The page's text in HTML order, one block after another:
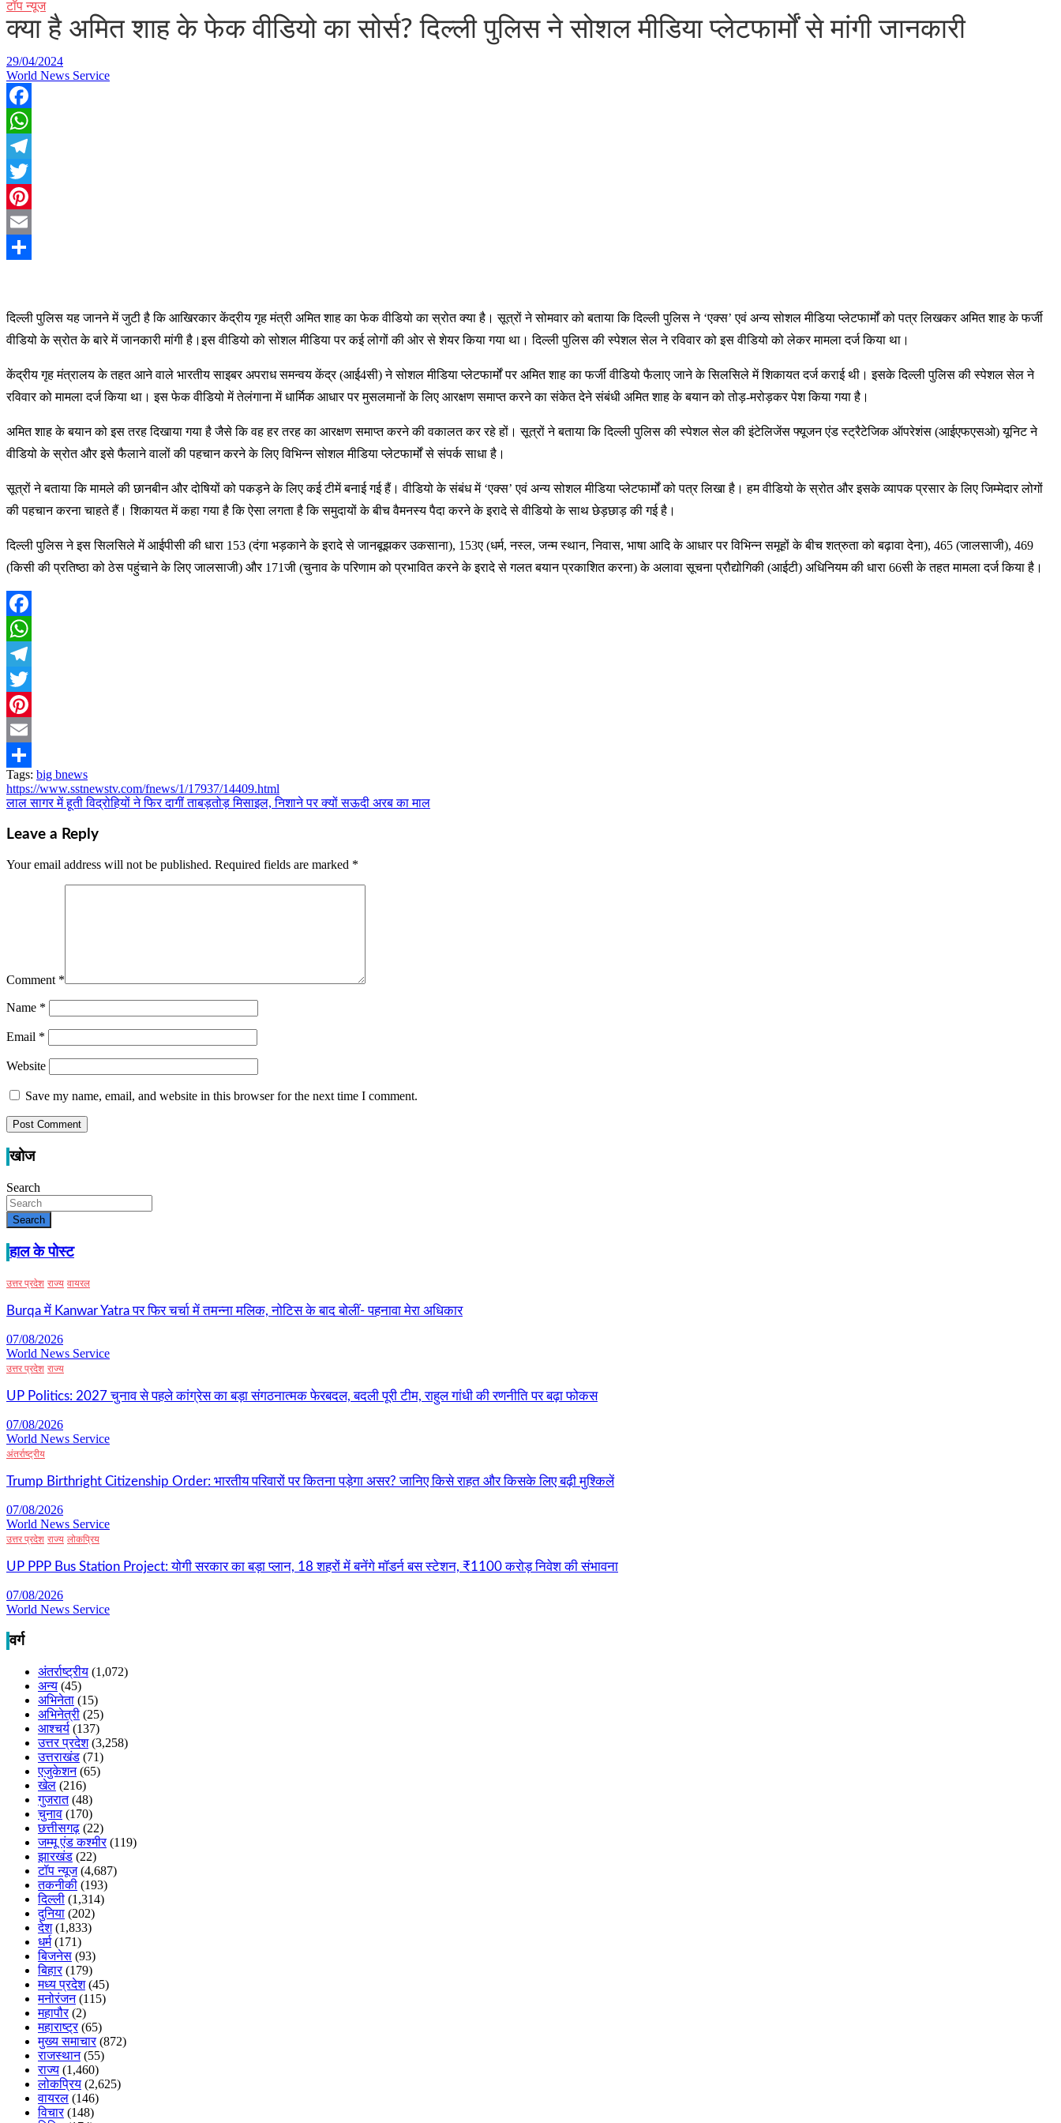
टॉप न्यूज
क्या है अमित शाह के फेक वीडियो का सोर्स? दिल्ली पुलिस ने सोशल मीडिया प्लेटफार्मों से मांगी जानकारी
29/04/2024
World News Service
Facebook
WhatsApp
Telegram
Twitter
Pinterest
Email
दिल्ली पुलिस यह जानने में जुटी है कि आखिरकार केंद्रीय गृह मंत्री अमित शाह का फेक वीडियो का स्रोत क्या है। सूत्रों ने सोमवार को बताया कि दिल्ली पुलिस ने ‘एक्स’ एवं अन्य सोशल मीडिया प्लेटफार्मों को पत्र लिखकर अमित शाह के फर्जी
वीडियो के स्रोत के बारे में जानकारी मांगी है।इस वीडियो को सोशल मीडिया पर कई लोगों की ओर से शेयर किया गया था। दिल्ली पुलिस की स्पेशल सेल ने रविवार को इस वीडियो को लेकर मामला दर्ज किया था।
केंद्रीय गृह मंत्रालय के तहत आने वाले भारतीय साइबर अपराध समन्वय केंद्र (आई4सी) ने सोशल मीडिया प्लेटफार्मों पर अमित शाह का फर्जी वीडियो फैलाए जाने के सिलसिले में शिकायत दर्ज कराई थी। इसके दिल्ली पुलिस की स्पेशल सेल ने
रविवार को मामला दर्ज किया था। इस फेक वीडियो में तेलंगाना में धार्मिक आधार पर मुसलमानों के लिए आरक्षण समाप्त करने का संकेत देने संबंधी अमित शाह के बयान को तोड़-मरोड़कर पेश किया गया है।
अमित शाह के बयान को इस तरह दिखाया गया है जैसे कि वह हर तरह का आरक्षण समाप्त करने की वकालत कर रहे हों। सूत्रों ने बताया कि दिल्ली पुलिस की स्पेशल सेल की इंटेलिजेंस फ्यूजन एंड स्ट्रैटेजिक ऑपरेशंस (आईएफएसओ) यूनिट ने
वीडियो के स्रोत और इसे फैलाने वालों की पहचान करने के लिए विभिन्न सोशल मीडिया प्लेटफार्मों से संपर्क साधा है।
सूत्रों ने बताया कि मामले की छानबीन और दोषियों को पकड़ने के लिए कई टीमें बनाई गई हैं। वीडियो के संबंध में ‘एक्स’ एवं अन्य सोशल मीडिया प्लेटफार्मों को पत्र लिखा है। हम वीडियो के स्रोत और इसके व्यापक प्रसार के लिए जिम्मेदार लोगों
की पहचान करना चाहते हैं। शिकायत में कहा गया है कि ऐसा लगता है कि समुदायों के बीच वैमनस्य पैदा करने के इरादे से वीडियो के साथ छेड़छाड़ की गई है।
दिल्ली पुलिस ने इस सिलसिले में आईपीसी की धारा 153 (दंगा भड़काने के इरादे से जानबूझकर उकसाना), 153ए (धर्म, नस्ल, जन्म स्थान, निवास, भाषा आदि के आधार पर विभिन्न समूहों के बीच शत्रुता को बढ़ावा देना), 465 (जालसाजी), 469
(किसी की प्रतिष्ठा को ठेस पहुंचाने के लिए जालसाजी) और 171जी (चुनाव के परिणाम को प्रभावित करने के इरादे से गलत बयान प्रकाशित करना) के अलावा सूचना प्रौद्योगिकी (आईटी) अधिनियम की धारा 66सी के तहत मामला दर्ज किया है।
Facebook
WhatsApp
Telegram
Twitter
Pinterest
Email
Share
Tags: big bnews
Post
navigation
https://www.sstnewstv.com/fnews/1/17937/14409.html
लाल सागर में हूती विद्रोहियों ने फिर दागीं ताबड़तोड़ मिसाइल, निशाने पर क्यों सऊदी अरब का माल
Leave a Reply
Your email address will not be published. Required fields are marked *
Comment *
Name *
Email *
Website
Save my name, email, and website in this browser for the next time I comment.
खोज
Search
Search
हाल के पोस्ट
उत्तर प्रदेश राज्य वायरल
Burqa में Kanwar Yatra पर फिर चर्चा में तमन्ना मलिक, नोटिस के बाद बोलीं- पहनावा मेरा अधिकार
07/08/2026
World News Service
उत्तर प्रदेश राज्य
UP Politics: 2027 चुनाव से पहले कांग्रेस का बड़ा संगठनात्मक फेरबदल, बदली पूरी टीम, राहुल गांधी की रणनीति पर बढ़ा फोकस
07/08/2026
World News Service
अंतर्राष्ट्रीय
Trump Birthright Citizenship Order: भारतीय परिवारों पर कितना पड़ेगा असर? जानिए किसे राहत और किसके लिए बढ़ी मुश्किलें
07/08/2026
World News Service
उत्तर प्रदेश राज्य लोकप्रिय
UP PPP Bus Station Project: योगी सरकार का बड़ा प्लान, 18 शहरों में बनेंगे मॉडर्न बस स्टेशन, ₹1100 करोड़ निवेश की संभावना
07/08/2026
World News Service
वर्ग
अंतर्राष्ट्रीय (1,072)
अन्य (45)
अभिनेता (15)
अभिनेत्री (25)
आश्चर्य (137)
उत्तर प्रदेश(3,258)
उत्तराखंड (71)
एजुकेशन(65)
खेल (216)
गुजरात(48)
चुनाव (170)
छत्तीसगढ़ (22)
जम्मू एंड कश्मीर(119)
झारखंड (22)
टॉप न्यूज(4,687)
तकनीकी (193)
दिल्ली (1,314)
दुनिया (202)
देश(1,833)
धर्म(171)
बिजनेस (93)
बिहार(179)
मध्य प्रदेश(45)
मनोरंजन(115)
महापौर(2)
महाराष्ट्र(65)
मुख्य समाचार(872)
राजस्थान(55)
राज्य (1,460)
लोकप्रिय (2,625)
वायरल (146)
विचार(148)